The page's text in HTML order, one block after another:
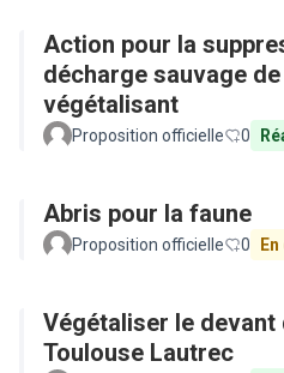
Action pour la
décharge sauvage
végétalisant
Proposition officielle 0
Abris pour la faune
Proposition officielle 0
Végétaliser le devant
Toulouse Lautrec